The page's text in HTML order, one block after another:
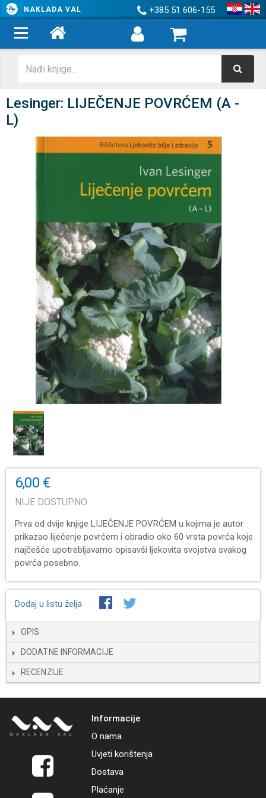
NAKLADA VAL +385 51 606-155
Lesinger: LIJEČENJE POVRĆEM (A -
L)
6,00 €
NIJE DOSTUPNO
Prva od dvije knjige LIJEČENJE POVRĆEM u kojima je autor
prikazao liječenje povrćem i obradio oko 60 vrsta povrća koje
najčešće upotrebljavamo opisavši ljekovita svojstva svakog
povrća posebno.
Dodaj u listu želja
OPIS
DODATNE INFORMACIJE
RECENZIJE
Informacije
O nama
Uvjeti korištenja
Dostava
Plaćanje